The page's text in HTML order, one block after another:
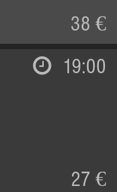
38 €
19:00
27 €